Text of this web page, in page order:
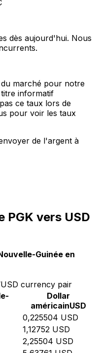
dès aujourd'hui. Nous
marché pour notre
informatif
ce taux lors de
pour voir les taux
de l'argent à
PGK vers USD
Guinée en
currency pair
Dollar
américainUSD
0,225504 USD
1,12752 USD
2,25504 USD